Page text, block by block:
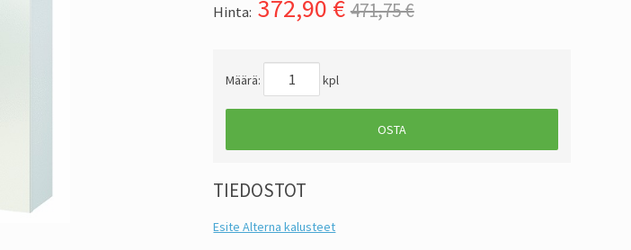
Hinta: 372,90 € 471,75 €
Määrä: kpl
OSTA
TIEDOSTOT
Esite Alterna kalusteet